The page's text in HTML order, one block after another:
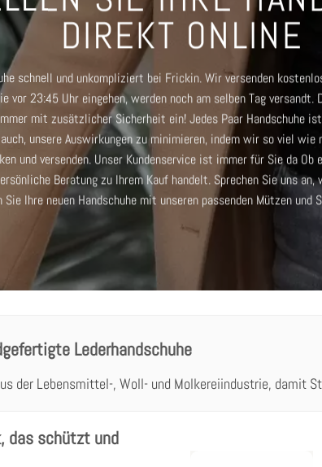
DIREKT ONLINE
schnell und unkompliziert bei Frickin. Wir versenden
vor 23:45 Uhr eingehen, werden noch am selben Tag versandt.
mit zusätzlicher Sicherheit ein! Jedes Paar Handschuhe
unsere Auswirkungen zu minimieren, indem wir so viel
und versenden. Unser Kundenservice ist immer für Sie da Ob
Beratung zu Ihrem Kauf handelt. Sprechen Sie uns
Ihre neuen Handschuhe mit unseren passenden Mützen und
Lederhandschuhe
der Lebensmittel-, Woll- und Molkereiindustrie, damit
das schützt und